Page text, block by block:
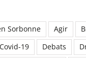
Sorbonne Agir
Covid-19 Debats